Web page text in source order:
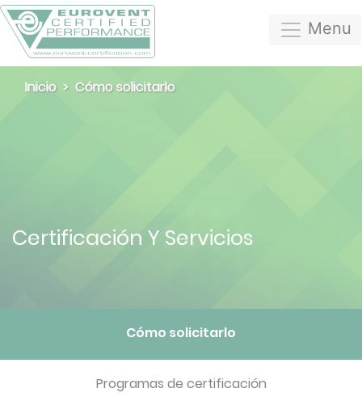
Menu
Inicio Cómo solicitarlo
Certificación Y Servicios
Cómo solicitarlo
Programas de certificación